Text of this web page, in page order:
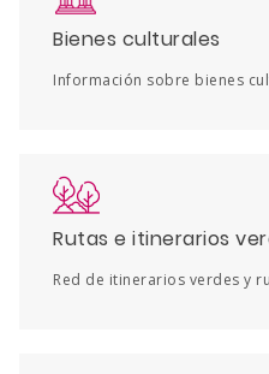
Bienes culturales
Información sobre bienes
Rutas e itinerarios
Red de itinerarios verdes y